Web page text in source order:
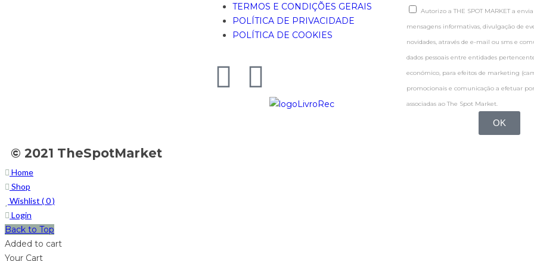
TERMOS E CONDIÇÕES GERAIS
POLÍTICA DE PRIVACIDADE
POLÍTICA DE COOKIES
Autorizo a THE SPOT MARKET a
mensagens informativas, divulgação de
novidades, através de e-mail ou sms e
dados pessoais entre entidades
económico, para efeitos de marketing
promocionais e comunicação a efetuar
associadas ao The Spot Market.
OK
© 2021 TheSpotMarket
Home
Shop
Wishlist (0)
Login
Back to Top
Added to cart
Your Cart